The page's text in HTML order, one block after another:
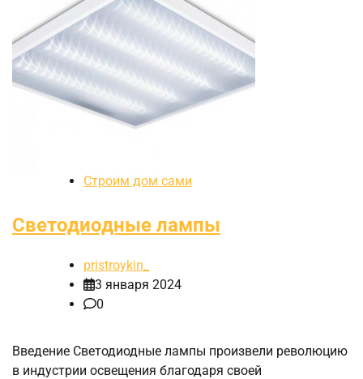
Строим дом сами
Светодиодные лампы
pristroykin_
3 января 2024
0
Введение Светодиодные лампы произвели революцию
в индустрии освещения благодаря своей